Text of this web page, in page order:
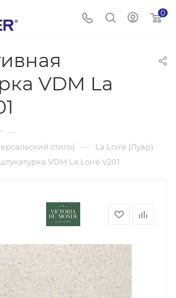
0
VDM La
—
стиль) — La Loire (Луар)
VDM La Loire V201